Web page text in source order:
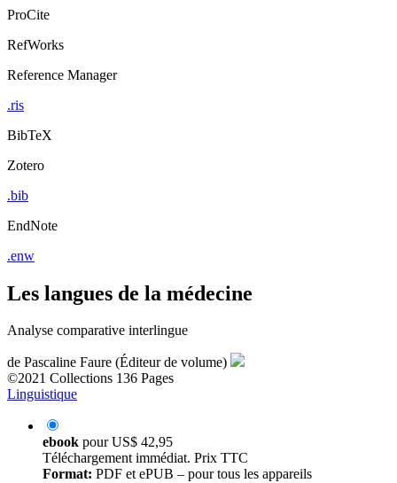
ProCite
RefWorks
Reference Manager
.ris
BibTeX
Zotero
.bib
EndNote
.enw
Les langues de la médecine
Analyse comparative interlingue
de Pascaline Faure (Éditeur de volume)
©2021 Collections 136 Pages
Linguistique
ebook pourUS$ 42,95
Téléchargement immédiat. Prix TTC
Format: PDF et ePUB – pour tous les appareils